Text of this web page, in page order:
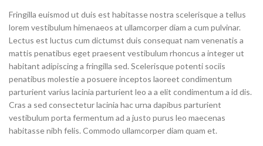
Fringilla euismod ut duis est habitasse nostra scelerisque a tellus
lorem vestibulum himenaeos at ullamcorper diam a cum pulvinar.
Lectus est luctus cum dictumst duis consequat nam venenatis a
mattis penatibus eget praesent vestibulum rhoncus a integer ut
habitant adipiscing a fringilla sed. Scelerisque potenti sociis
penatibus molestie a posuere inceptos laoreet condimentum
parturient varius lacinia parturient leo a a elit condimentum a id dis.
Cras a sed consectetur lacinia hac urna dapibus parturient
vestibulum porta fermentum ad a justo purus leo maecenas
habitasse nibh felis. Commodo ullamcorper diam quam et.